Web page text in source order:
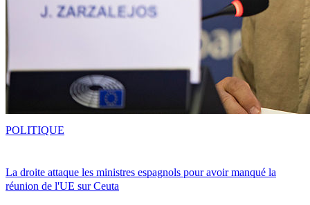
La droite attaque les ministres espagnols pour avoir manqué la
réunion de l'UE sur Ceuta
POLITIQUE